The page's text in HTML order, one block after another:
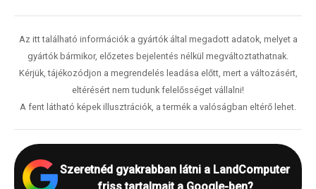
Az itt található információk a gyártók által megadott adatok, melyet a
gyártók bármikor, előzetes bejelentés nélkül megváltoztathatnak.
Kérjük, tájékozódjon a megrendelés leadása előtt, mert a változásért,
eltérésért nem tudunk felelősséget vállalni!
A fent látható képek illusztrációk, a termék a valóságban eltérő lehet.
Szeretnéd gyakrabban látni a LandComputer